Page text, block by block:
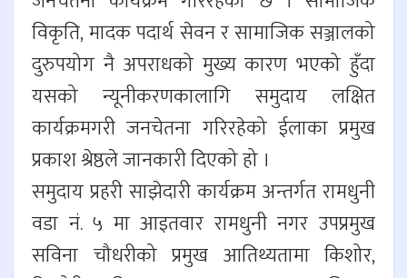
विकृति, मादक पदार्थ सेवन र सामाजिक सञ्जालको
दुरुपयोग नै अपराधको मुख्य कारण भएको हुँदा
यसको न्यूनीकरणकालागि समुदाय लक्षित
कार्यक्रमगरी जनचेतना गरिरहेको ईलाका प्रमुख
प्रकाश श्रेष्ठले जानकारी दिएको हो ।
समुदाय प्रहरी साझेदारी कार्यक्रम अन्तर्गत रामधुनी
वडा नं. ५ मा आइतवार रामधुनी नगर उपप्रमुख
सविना चौधरीको प्रमुख आतिथ्यतामा किशोर,